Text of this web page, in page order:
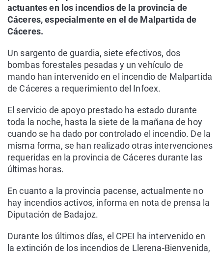
actuantes en los incendios de la provincia de
Cáceres, especialmente en el de Malpartida de
Cáceres.
Un sargento de guardia, siete efectivos, dos
bombas forestales pesadas y un vehículo de
mando han intervenido en el incendio de Malpartida
de Cáceres a requerimiento del Infoex.
El servicio de apoyo prestado ha estado durante
toda la noche, hasta la siete de la mañana de hoy
cuando se ha dado por controlado el incendio. De la
misma forma, se han realizado otras intervenciones
requeridas en la provincia de Cáceres durante las
últimas horas.
En cuanto a la provincia pacense, actualmente no
hay incendios activos, informa en nota de prensa la
Diputación de Badajoz.
Durante los últimos días, el CPEI ha intervenido en
la extinción de los incendios de Llerena-Bienvenida,